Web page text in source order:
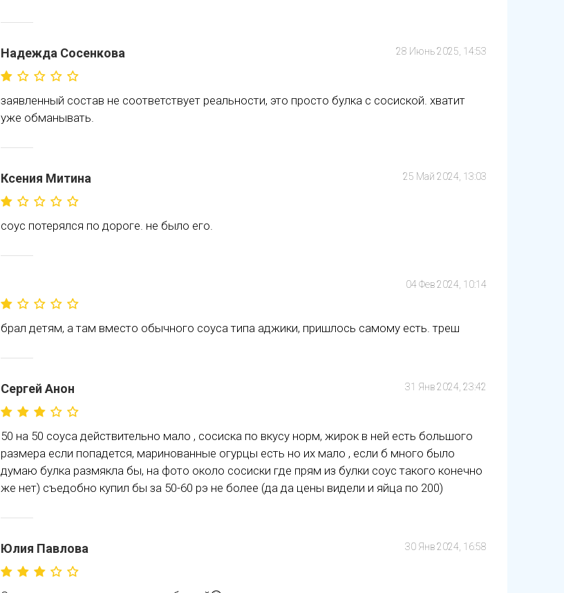
Надежда Сосенкова 28 Июнь 2025, 14:53
заявленный состав не соответствует реальности, это просто булка с сосиской. хватит
уже обманывать.
Ксения Митина 25 Май 2024, 13:03
соус потерялся по дороге. не было его.
04 Фев 2024, 10:14
брал детям, а там вместо обычного соуса типа аджики, пришлось самому есть. треш
Сергей Анон 31 Янв 2024, 23:42
50 на 50 соуса действительно мало , сосиска по вкусу норм, жирок в ней есть большого
размера если попадется, маринованные огурцы есть но их мало , если б много было
думаю булка размякла бы, на фото около сосиски где прям из булки соус такого конечно
же нет) съедобно купил бы за 50-60 рэ не более (да да цены видели и яйца по 200)
Юлия Павлова 30 Янв 2024, 16:58